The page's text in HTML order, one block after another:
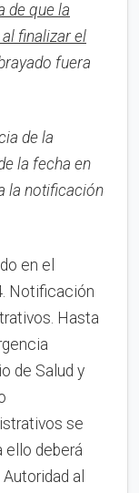
de que la
finalizar el
fuera
de la
la fecha en
la notificación
en el
Notificación
Hasta
de Salud y
se
ello deberá
al